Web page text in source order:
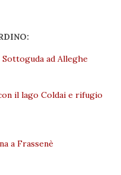
Sottoguda ad Alleghe
il lago Coldai e rifugio
a Frassenè